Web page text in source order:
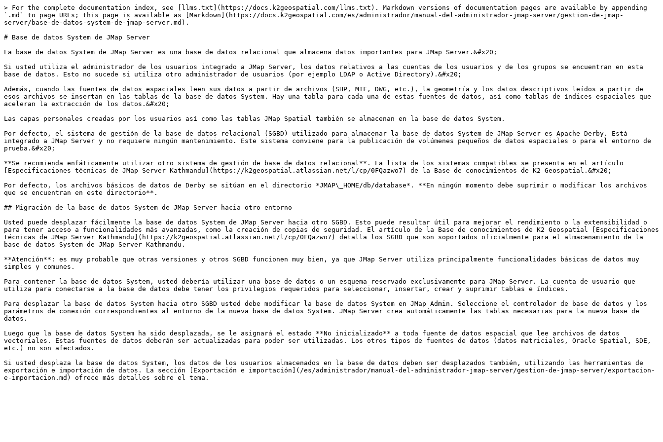
> For the complete documentation index, see [llms.txt](https://docs.k2geospatial.com/llms.txt). Markdown versions of documentation pages are available by appending
`.md` to page URLs; this page is available as [Markdown](https://docs.k2geospatial.com/es/administrador/manual-del-administrador-jmap-server/gestion-de-jmap-
server/base-de-datos-system-de-jmap-server.md).
# Base de datos System de JMap Server
La base de datos System de JMap Server es una base de datos relacional que almacena datos importantes para JMap Server.&#x20;
Si usted utiliza el administrador de los usuarios integrado a JMap Server, los datos relativos a las cuentas de los usuarios y de los grupos se encuentran en esta
base de datos. Esto no sucede si utiliza otro administrador de usuarios (por ejemplo LDAP o Active Directory).&#x20;
Además, cuando las fuentes de datos espaciales leen sus datos a partir de archivos (SHP, MIF, DWG, etc.), la geometría y los datos descriptivos leídos a partir de
esos archivos se insertan en las tablas de la base de datos System. Hay una tabla para cada una de estas fuentes de datos, así como tablas de índices espaciales que
aceleran la extracción de los datos.&#x20;
Las capas personales creadas por los usuarios así como las tablas JMap Spatial también se almacenan en la base de datos System.
Por defecto, el sistema de gestión de la base de datos relacional (SGBD) utilizado para almacenar la base de datos System de JMap Server es Apache Derby. Está
integrado a JMap Server y no requiere ningún mantenimiento. Este sistema conviene para la publicación de volúmenes pequeños de datos espaciales o para el entorno de
prueba.&#x20;
**Se recomienda enfáticamente utilizar otro sistema de gestión de base de datos relacional**. La lista de los sistemas compatibles se presenta en el artículo
[Especificaciones técnicas de JMap Server Kathmandu](https://k2geospatial.atlassian.net/l/cp/0FQazwo7) de la Base de conocimientos de K2 Geospatial.&#x20;
Por defecto, los archivos básicos de datos de Derby se sitúan en el directorio *JMAP\_HOME/db/database*. **En ningún momento debe suprimir o modificar los archivos
que se encuentran en este directorio**.
## Migración de la base de datos System de JMap Server hacia otro entorno
Usted puede desplazar fácilmente la base de datos System de JMap Server hacia otro SGBD. Esto puede resultar útil para mejorar el rendimiento o la extensibilidad o
para tener acceso a funcionalidades más avanzadas, como la creación de copias de seguridad. El artículo de la Base de conocimientos de K2 Geospatial [Especificaciones
técnicas de JMap Server Kathmandu](https://k2geospatial.atlassian.net/l/cp/0FQazwo7) detalla los SGBD que son soportados oficialmente para el almacenamiento de la
base de datos System de JMap Server Kathmandu.
**Atención**: es muy probable que otras versiones y otros SGBD funcionen muy bien, ya que JMap Server utiliza principalmente funcionalidades básicas de datos muy
simples y comunes.
Para contener la base de datos System, usted debería utilizar una base de datos o un esquema reservado exclusivamente para JMap Server. La cuenta de usuario que
utiliza para conectarse a la base de datos debe tener los privilegios requeridos para seleccionar, insertar, crear y suprimir tablas e índices.
Para desplazar la base de datos System hacia otro SGBD usted debe modificar la base de datos System en JMap Admin. Seleccione el controlador de base de datos y los
parámetros de conexión correspondientes al entorno de la nueva base de datos System. JMap Server crea automáticamente las tablas necesarias para la nueva base de
datos.
Luego que la base de datos System ha sido desplazada, se le asignará el estado **No inicializado** a toda fuente de datos espacial que lee archivos de datos
vectoriales. Estas fuentes de datos deberán ser actualizadas para poder ser utilizadas. Los otros tipos de fuentes de datos (datos matriciales, Oracle Spatial, SDE,
etc.) no son afectados.
Si usted desplaza la base de datos System, los datos de los usuarios almacenados en la base de datos deben ser desplazados también, utilizando las herramientas de
exportación e importación de datos. La sección [Exportación e importación](/es/administrador/manual-del-administrador-jmap-server/gestion-de-jmap-server/exportacion-